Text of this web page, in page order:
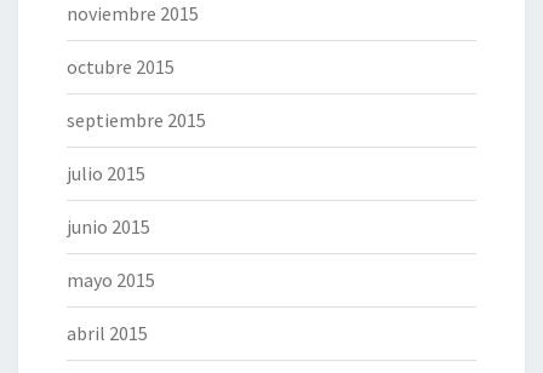
noviembre 2015
octubre 2015
septiembre 2015
julio 2015
junio 2015
mayo 2015
abril 2015